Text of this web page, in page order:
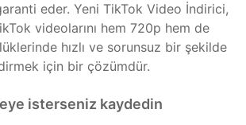
eder. Yeni TikTok Video İndirici,
videolarını hem 720p hem de
hızlı ve sorunsuz bir şekilde
için bir çözümdür.
isterseniz kaydedin